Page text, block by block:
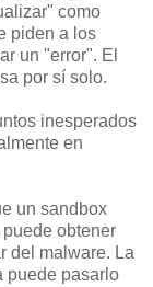
como
piden a los
un "error". El
por sí solo.
inesperados
en
un sandbox
obtener
del malware. La
puede pasarlo